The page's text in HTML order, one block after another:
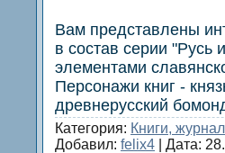
Вам представлены
в состав серии "Русь
элементами
Персонажи книг -
древнерусский
Категория: Книги,
Добавил: felix4 | Дата: